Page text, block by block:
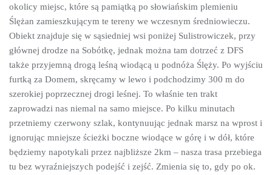
okolicy miejsc, które są pamiątką po słowiańskim plemieniu
Ślężan zamieszkującym te tereny we wczesnym średniowieczu.
Obiekt znajduje się w sąsiedniej wsi poniżej Sulistrowiczek, przy
głównej drodze na Sobótkę, jednak można tam dotrzeć z DFS
także przyjemną drogą leśną wiodącą u podnóża Ślęży. Po wyjściu
furtką za Domem, skręcamy w lewo i podchodzimy 300 m do
szerokiej poprzecznej drogi leśnej. To właśnie ten trakt
zaprowadzi nas niemal na samo miejsce. Po kilku minutach
przetniemy czerwony szlak, kontynuując jednak marsz na wprost i
ignorując mniejsze ścieżki boczne wiodące w górę i w dół, które
będziemy napotykali przez najbliższe 2km – nasza trasa przebiega
tu bez wyraźniejszych podejść i zejść. Zmienia się to, gdy po ok.